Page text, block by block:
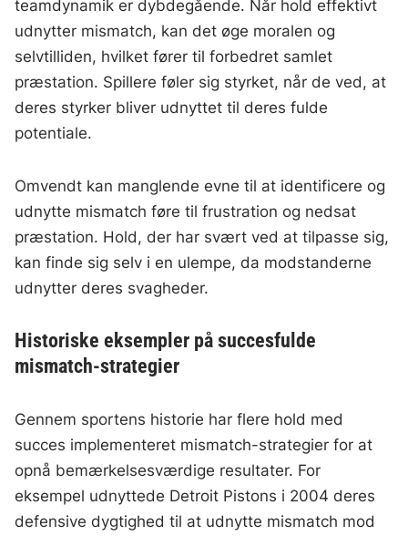
teamdynamik er dybdegående. Når hold effektivt
udnytter mismatch, kan det øge moralen og
selvtilliden, hvilket fører til forbedret samlet
præstation. Spillere føler sig styrket, når de ved, at
deres styrker bliver udnyttet til deres fulde
potentiale.
Omvendt kan manglende evne til at identificere og
udnytte mismatch føre til frustration og nedsat
præstation. Hold, der har svært ved at tilpasse sig,
kan finde sig selv i en ulempe, da modstanderne
udnytter deres svagheder.
Historiske eksempler på succesfulde
mismatch-strategier
Gennem sportens historie har flere hold med
succes implementeret mismatch-strategier for at
opnå bemærkelsesværdige resultater. For
eksempel udnyttede Detroit Pistons i 2004 deres
defensive dygtighed til at udnytte mismatch mod